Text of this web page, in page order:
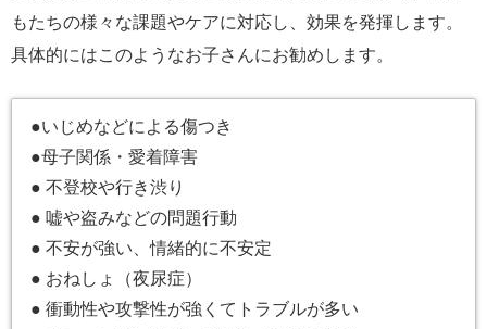
もたちの様々な課題やケアに対応し、効果を発揮します。
具体的にはこのようなお子さんにお勧めします。
●いじめなどによる傷つき
●母子関係・愛着障害
● 不登校や行き渋り
● 嘘や盗みなどの問題行動
● 不安が強い、情緒的に不安定
● おねしょ（夜尿症）
● 衝動性や攻撃性が強くてトラブルが多い